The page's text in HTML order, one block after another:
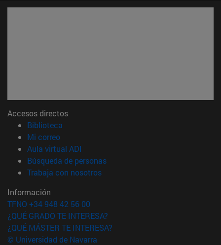
Accesos directos
Biblioteca
Mi correo(abre en nueva ventana)
Aula virtual ADI
Búsqueda de personas(abre en nueva ventana)
Trabaja con nosotros(abre en nueva ventana)
Información
TFNO +34 948 42 56 00
¿QUÉ GRADO TE INTERESA?
¿QUÉ MÁSTER TE INTERESA?
© Universidad de Navarra